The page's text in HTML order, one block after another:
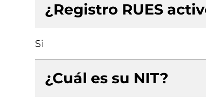
¿Registro RUES
Si
¿Cuál es su NIT?